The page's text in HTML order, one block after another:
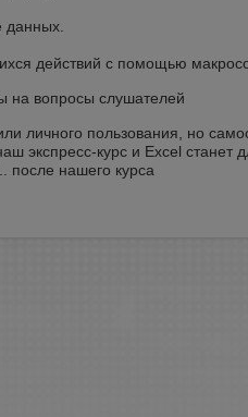
данных.
действий с помощью
на вопросы слушателей
личного пользования, но
экспресс-курс и Excel станет
после нашего курса